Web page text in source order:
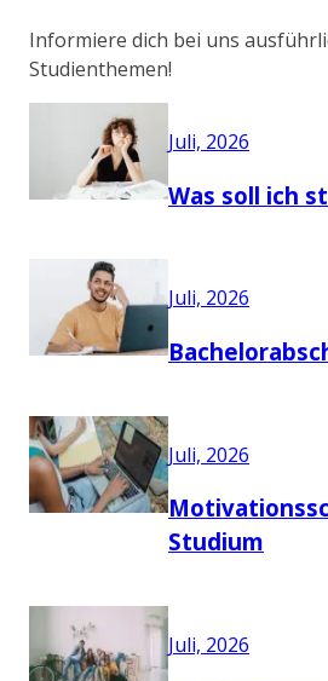
Informiere dich bei uns
Studienthemen!
Juli, 2026
Was soll ich
Juli, 2026
Juli, 2026
Studium
Juli, 2026